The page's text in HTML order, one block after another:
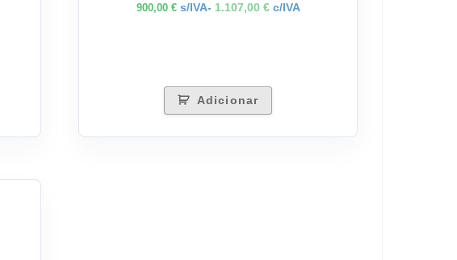
900,00 € s/IVA- 1.107,00 €c/IVA
Adicionar